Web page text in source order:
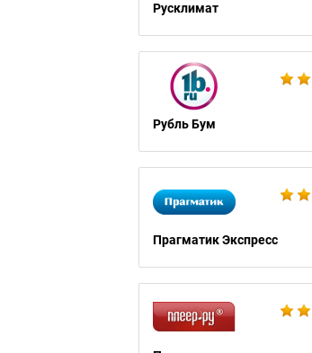
Русклимат
Рубль Бум
Прагматик Экспресс